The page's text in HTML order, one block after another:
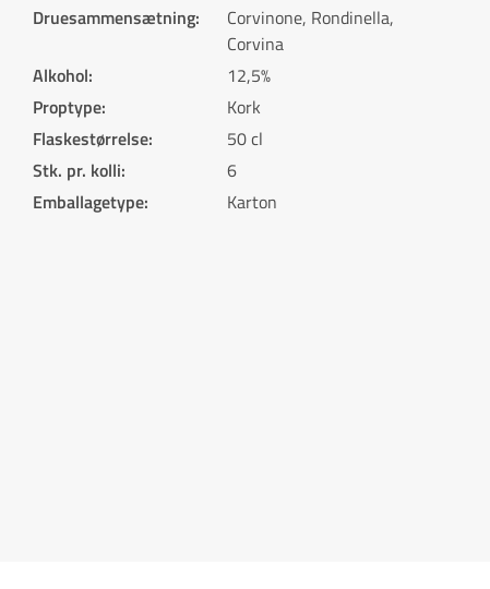
Druesammensætning:
Corvinone, Rondinella,
Corvina
Alkohol:
12,5%
Proptype:
Kork
Flaskestørrelse:
50 cl
Stk. pr. kolli:
6
Emballagetype: Karton